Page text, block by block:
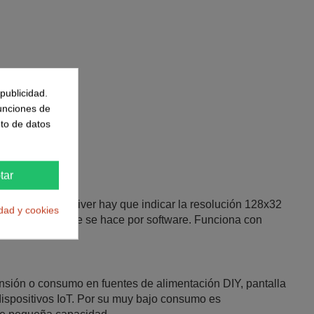
el driver hay que indicar la resolución 128x32
y el ajuste se hace por software. Funciona con
o consumo en fuentes de alimentación DIY, pantalla
IoT. Por su muy bajo consumo es
de
de datos
y cookies